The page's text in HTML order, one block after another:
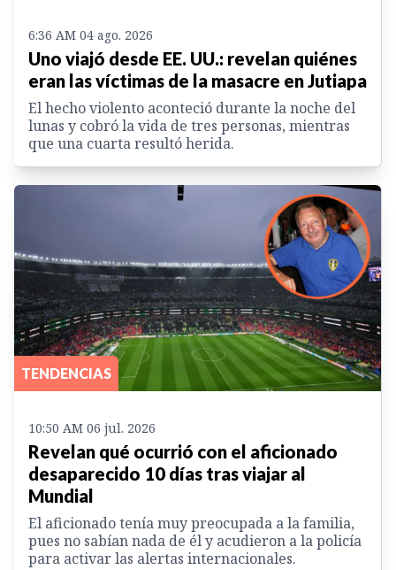
6:36 AM 04 ago. 2026
Uno viajó desde EE. UU.: revelan quiénes
eran las víctimas de la masacre en Jutiapa
El hecho violento aconteció durante la noche del
lunas y cobró la vida de tres personas, mientras
que una cuarta resultó herida.
TENDENCIAS
10:50 AM 06 jul. 2026
Revelan qué ocurrió con el aficionado
desaparecido 10 días tras viajar al
Mundial
El aficionado tenía muy preocupada a la familia,
pues no sabían nada de él y acudieron a la policía
para activar las alertas internacionales.